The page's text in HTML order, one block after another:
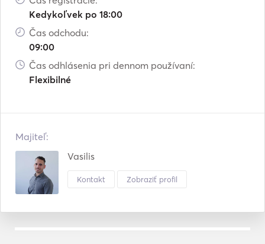
Kedykoľvek po 18:00
Čas odchodu:
09:00
Čas odhlásenia pri dennom používaní:
Flexibilné
Majiteľ:
Vasilis
Kontakt Zobraziť profil